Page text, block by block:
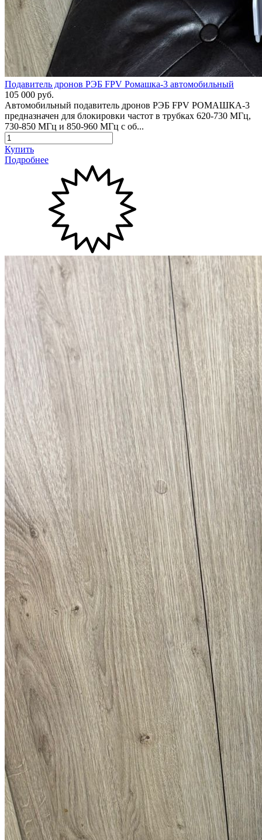
Подавитель дронов РЭБ FPV Ромашка-3 автомобильный
105 000 руб.
Автомобильный подавитель дронов РЭБ FPV РОМАШКА-3
предназначен для блокировки частот в трубках 620-730 МГц,
730-850 МГц и 850-960 МГц с об...
Купить
Подробнее